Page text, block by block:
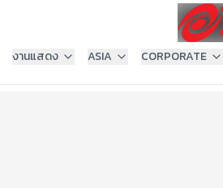
งานแสดง ASIA CORPORATE